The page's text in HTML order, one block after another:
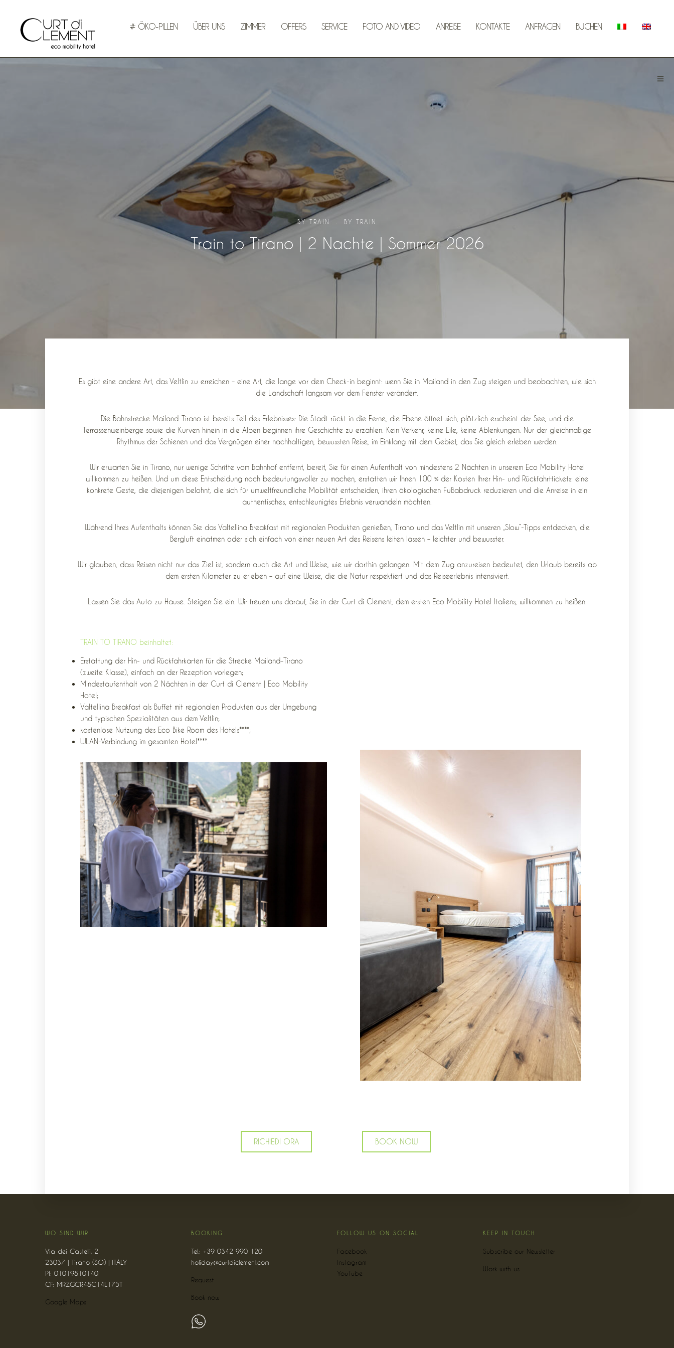
# ÖKO-PILLEN ÜBER UNS ZIMMER OFFERS SERVICE FOTO AND VIDEO ANREISE KONTAKTE ANFRAGEN BUCHEN
BY TRAIN BY TRAIN
Train to Tirano | 2 Nachte | Sommer 2026
Es gibt eine andere Art, das Veltlin zu erreichen – eine Art, die lange vor dem Check-in beginnt: wenn Sie in Mailand in den Zug steigen und beobachten, wie sich
die Landschaft langsam vor dem Fenster verändert.
Die Bahnstrecke Mailand–Tirano ist bereits Teil des Erlebnisses: Die Stadt rückt in die Ferne, die Ebene öffnet sich, plötzlich erscheint der See, und die
Terrassenweinberge sowie die Kurven hinein in die Alpen beginnen ihre Geschichte zu erzählen. Kein Verkehr, keine Eile, keine Ablenkungen. Nur der gleichmäßige
Rhythmus der Schienen und das Vergnügen einer nachhaltigen, bewussten Reise, im Einklang mit dem Gebiet, das Sie gleich erleben werden.
Wir erwarten Sie in Tirano, nur wenige Schritte vom Bahnhof entfernt, bereit, Sie für einen Aufenthalt von mindestens 2 Nächten in unserem Eco Mobility Hotel
willkommen zu heißen. Und um diese Entscheidung noch bedeutungsvoller zu machen, erstatten wir Ihnen 100 % der Kosten Ihrer Hin- und Rückfahrttickets: eine
konkrete Geste, die diejenigen belohnt, die sich für umweltfreundliche Mobilität entscheiden, ihren ökologischen Fußabdruck reduzieren und die Anreise in ein
authentisches, entschleunigtes Erlebnis verwandeln möchten.
Während Ihres Aufenthalts können Sie das Valtellina Breakfast mit regionalen Produkten genießen, Tirano und das Veltlin mit unseren „Slow“-Tipps entdecken, die
Bergluft einatmen oder sich einfach von einer neuen Art des Reisens leiten lassen – leichter und bewusster.
Wir glauben, dass Reisen nicht nur das Ziel ist, sondern auch die Art und Weise, wie wir dorthin gelangen. Mit dem Zug anzureisen bedeutet, den Urlaub bereits ab
dem ersten Kilometer zu erleben – auf eine Weise, die die Natur respektiert und das Reiseerlebnis intensiviert.
Lassen Sie das Auto zu Hause. Steigen Sie ein. Wir freuen uns darauf, Sie in der Curt di Clement, dem ersten Eco Mobility Hotel Italiens, willkommen zu heißen.
TRAIN TO TIRANO beinhaltet:
Erstattung der Hin- und Rückfahrkarten für die Strecke Mailand–Tirano
(zweite Klasse), einfach an der Rezeption vorlegen;
Mindestaufenthalt von 2 Nächten in der Curt di Clement | Eco Mobility
Hotel;
Valtellina Breakfast als Buffet mit regionalen Produkten aus der Umgebung
und typischen Spezialitäten aus dem Veltlin;
kostenlose Nutzung des Eco Bike Room des Hotels****;
WLAN-Verbindung im gesamten Hotel****.
RICHIEDI ORA BOOK NOW
WO SIND WIR
Via dei Castelli, 2
23037 | Tirano (SO) | ITALY
PI: 01019810140
CF: MRZGCR48C14L175T
Google Maps
BOOKING
Tel.: +39 0342 990 120
holiday@curtdiclement.com
Request
Book now
FOLLOW US ON SOCIAL
Facebook
Instagram
YouTube
KEEP IN TOUCH
Subscribe our Newsletter
Work with us